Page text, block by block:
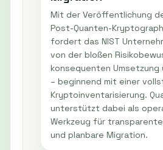
Mit der Veröffentlichung
Post-Quanten-
fordert das NIST
von der bloßen
konsequenten Umsetzung
– beginnend mit einer
Kryptoinventarisierung.
unterstützt dabei als
Werkzeug für
und planbare Migration.